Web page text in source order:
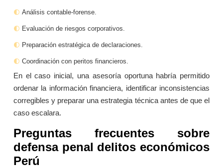
Análisis contable-forense.
Evaluación de riesgos corporativos.
Preparación estratégica de declaraciones.
Coordinación con peritos financieros.
En el caso inicial, una asesoría oportuna habría permitido
ordenar la información financiera, identificar inconsistencias
corregibles y preparar una estrategia técnica antes de que el
caso escalara.
Preguntas frecuentes sobre
defensa penal delitos económicos
Perú